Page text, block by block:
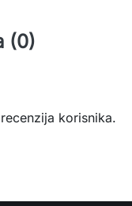
(0)
korisnika.